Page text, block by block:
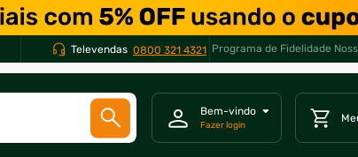
Televendas 0800 321 4321 Programa de Fidelidade